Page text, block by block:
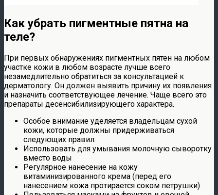
Как убрать пигментные пятна на
теле?
При первых обнаружениях пигментных пятен на любом
участке кожи в любом возрасте лучше всего
незамедлительно обратиться за консультацией к
дерматологу. Он должен выявить причину их появления
и назначить соответствующее лечение. Чаще всего это
препараты десенсибилизирующего характера.
Особое внимание уделяется владельцам сухой
кожи, которые должны придерживаться
следующих правил:
Использовать для умывания молочную сыворотку
вместо воды
Регулярное нанесение на кожу
витаминизированного крема (перед его
нанесением кожа протирается соком петрушки)